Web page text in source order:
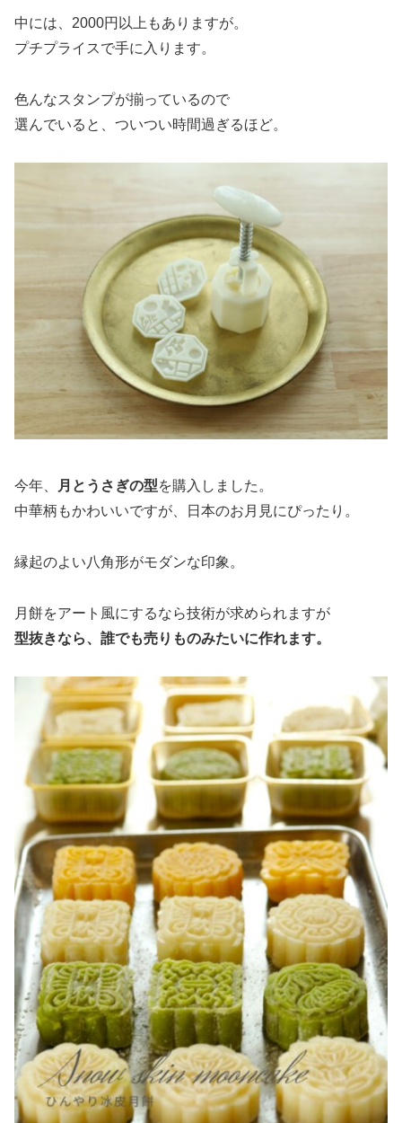
中には、2000円以上もありますが。
プチプライスで手に入ります。
色んなスタンプが揃っているので
選んでいると、ついつい時間過ぎるほど。
今年、 月とうさぎの型を購入しました。
中華柄もかわいいですが、日本のお月見にぴったり。
縁起のよい八角形がモダンな印象。
月餅をアート風にするなら技術が求められますが
型抜きなら、誰でも売りものみたいに作れます。